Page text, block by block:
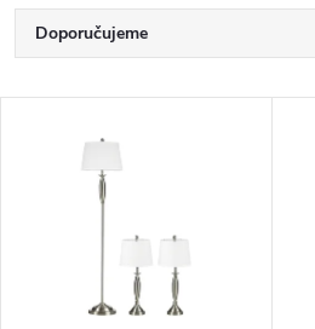
Ř
a
Doporučujeme
Nejprodávanější